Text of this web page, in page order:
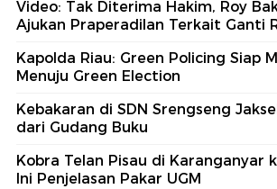
Video: Tak Diterima Hakim, Roy
Ajukan Praperadilan Terkait Ganti
Kapolda Riau: Green Policing Siap
Menuju Green Election
Kebakaran di SDN Srengseng
dari Gudang Buku
Kobra Telan Pisau di Karanganyar
Ini Penjelasan Pakar UGM